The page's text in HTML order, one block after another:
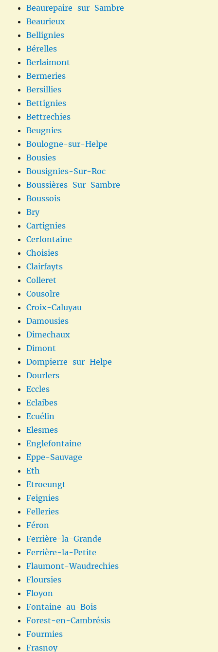
Beaurepaire-sur-Sambre
Beaurieux
Bellignies
Bérelles
Berlaimont
Bermeries
Bersillies
Bettignies
Bettrechies
Beugnies
Boulogne-sur-Helpe
Bousies
Bousignies-Sur-Roc
Boussières-Sur-Sambre
Boussois
Bry
Cartignies
Cerfontaine
Choisies
Clairfayts
Colleret
Cousolre
Croix-Caluyau
Damousies
Dimechaux
Dimont
Dompierre-sur-Helpe
Dourlers
Eccles
Eclaibes
Ecuélin
Elesmes
Englefontaine
Eppe-Sauvage
Eth
Etroeungt
Feignies
Felleries
Féron
Ferrière-la-Grande
Ferrière-la-Petite
Flaumont-Waudrechies
Floursies
Floyon
Fontaine-au-Bois
Forest-en-Cambrésis
Fourmies
Frasnoy